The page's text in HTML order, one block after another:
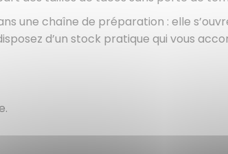
une chaîne de préparation : elle
d’un stock pratique qui vous